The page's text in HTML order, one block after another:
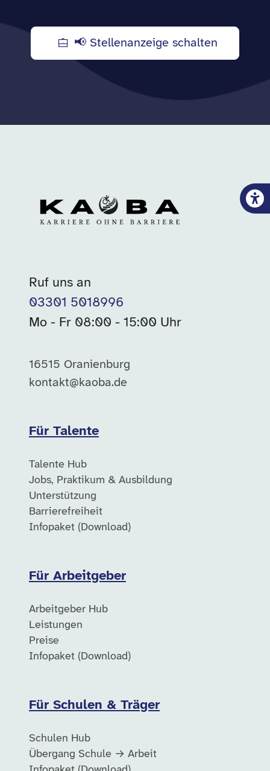
📢 Stellenanzeige schalten
Ruf uns an
03301 5018996
Mo - Fr 08:00 - 15:00 Uhr
16515 Oranienburg
kontakt@kaoba.de
Für Talente
Talente Hub
Jobs, Praktikum & Ausbildung
Unterstützung
Barrierefreiheit
Infopaket (Download)
Für Arbeitgeber
Arbeitgeber Hub
Leistungen
Preise
Infopaket (Download)
Für Schulen & Träger
Schulen Hub
Übergang Schule → Arbeit